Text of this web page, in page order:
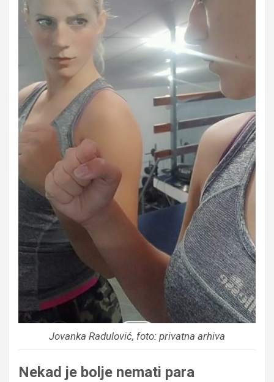
Jovanka Radulović, foto: privatna arhiva
Nekad je bolje nemati para